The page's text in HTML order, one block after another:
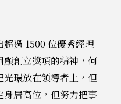
過 1500 位優秀經理
顧創立獎項的精神，何
環放在領導者上，但
居高位，但努力把事